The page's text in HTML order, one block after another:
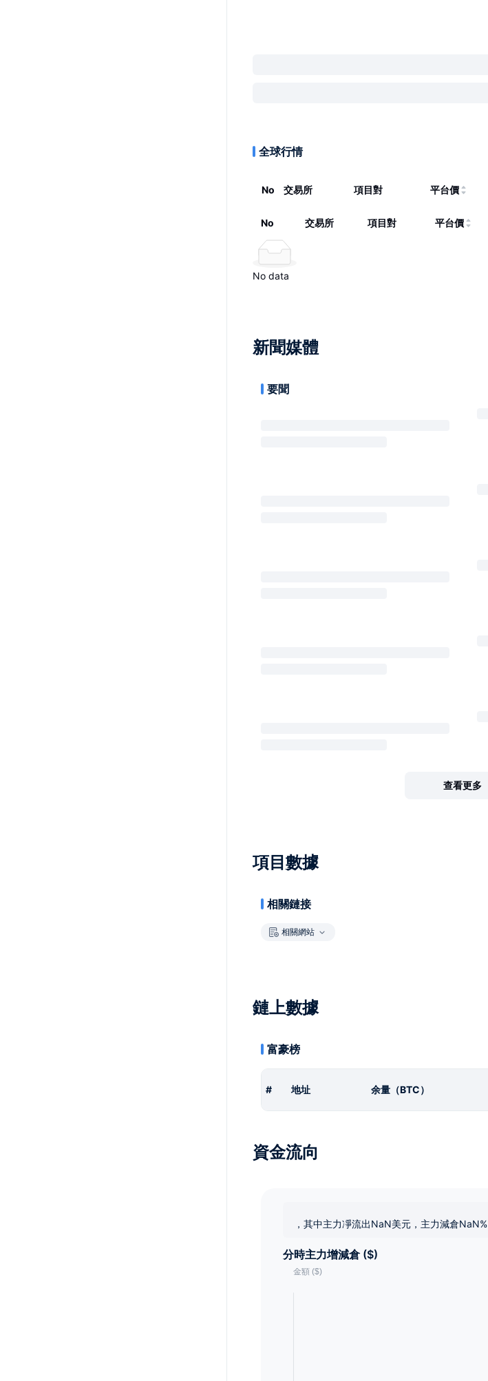
全球行情
No 交易所 項目對 平台價
No 交易所 項目對 平台價
No data
新聞媒體
要聞
查看更多
項目數據
相關鏈接
相關網站
鏈上數據
富豪榜
# 地址 余量（BTC）
資金流向
，其中主力凈流出NaN美元，主力減倉NaN%
分時主力增減倉 ($)